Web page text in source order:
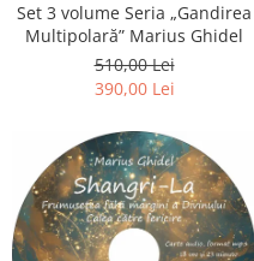
Set 3 volume Seria „Gandirea
Multipolară” Marius Ghidel
510,00 Lei
390,00 Lei